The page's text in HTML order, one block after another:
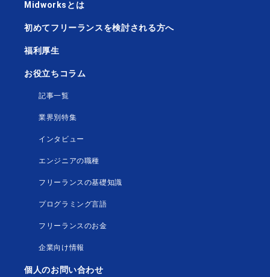
Midworksとは
初めてフリーランスを検討される方へ
福利厚生
お役立ちコラム
記事一覧
業界別特集
インタビュー
エンジニアの職種
フリーランスの基礎知識
プログラミング言語
フリーランスのお金
企業向け情報
個人のお問い合わせ